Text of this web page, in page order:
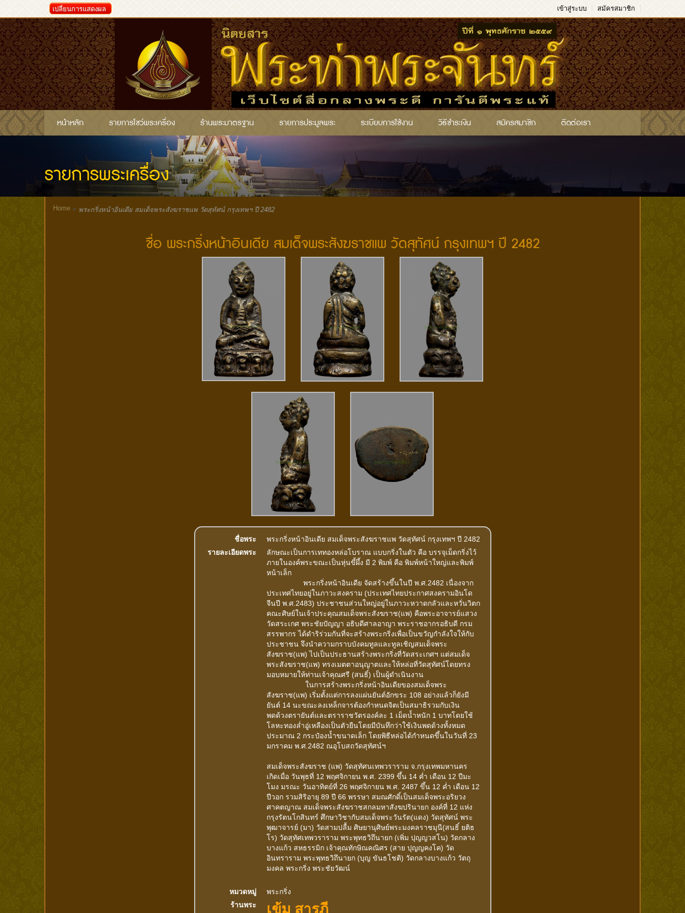
เปลี่ยนการแสดงผล เข้าสู่ระบบ สมัครสมาชิก
หน้าหลัก รายการโชว์พระเครื่อง ร้านพระมาตรฐาน รายการประมูลพระ ระเบียบการใช้งาน วิธีชำระเงิน สมัครสมาชิก ติดต่อเรา
รายการพระเครื่อง
Home » พระกริ่งหน้าอินเดีย สมเด็จพระสังฆราชแพ วัดสุทัศน์ กรุงเทพฯ ปี 2482
ชื่อ พระกริ่งหน้าอินเดีย สมเด็จพระสังฆราชแพ วัดสุทัศน์ กรุงเทพฯ ปี 2482
ชื่อพระ
พระกริ่งหน้าอินเดีย สมเด็จพระสังฆราชแพ วัดสุทัศน์ กรุงเทพฯ ปี 2482
รายละเอียดพระ
ลักษณะเป็นการเททองหล่อโบราณ แบบกริ่งในตัว คือ บรรจุเม็ดกริ่งไว้
ภายในองค์พระขณะเป็นหุ่นขี้ผึ้ง มี 2 พิมพ์ คือ พิมพ์หน้าใหญ่และพิมพ์
หน้าเล็ก
พระกริ่งหน้าอินเดีย จัดสร้างขึ้นในปี พ.ศ.2482 เนื่องจาก
ประเทศไทยอยู่ในภาวะสงคราม (ประเทศไทยประกาศสงครามอินโด
จีนปี พ.ศ.2483) ประชาชนส่วนใหญ่อยู่ในภาวะหวาดกลัวและหวั่นวิตก
คณะศิษย์ในเจ้าประคุณสมเด็จพระสังฆราช(แพ) คือพระอาจารย์แสวง
วัดสระเกศ พระชัยปัญญา อธิบดีศาลอาญา พระราชอากรอธิบดี กรม
สรรพากร ได้ดำริร่วมกันที่จะสร้างพระกริ่งเพื่อเป็นขวัญกำลังใจให้กับ
ประชาชน จึงนำความกราบบังคมทูลและทูลเชิญสมเด็จพระ
สังฆราช(แพ) ไปเป็นประธานสร้างพระกริ่งที่วัดสระเกศฯ แต่สมเด็จ
พระสังฆราช(แพ) ทรงเมตตาอนุญาตและให้หล่อที่วัดสุทัศน์โดยทรง
มอบหมายให้ท่านเจ้าคุณศรี (สนธิ์) เป็นผู้ดำเนินงาน
ในการสร้างพระกริ่งหน้าอินเดียของสมเด็จพระ
สังฆราช(แพ) เริ่มตั้งแต่การลงแผ่นยันต์อักขระ 108 อย่างแล้วก็ยังมี
ยันต์ 14 นะขณะลงเหล็กจารต้องกำหนดจิตเป็นสมาธิรวมกับเงิน
พดด้วงตรายันต์และตราราชวัตรองค์ละ 1 เม็ดน้ำหนัก 1 บาทโดยใช้
โลหะทองล่ำอู่เหลืองเป็นตัวยืนโดยมีบันทึกว่าใช้เงินพดด้วงทั้งหมด
ประมาณ 2 กระป๋องน้ำขนาดเล็ก โดยพิธีหล่อได้กำหนดขึ้นในวันที่ 23
มกราคม พ.ศ.2482 ณอุโบสถวัดสุทัศน์ฯ
สมเด็จพระสังฆราช (แพ) วัดสุทัศนเทพวราราม จ.กรุงเทพมหานคร
เกิดเมื่อ วันพุธที่ 12 พฤศจิกายน พ.ศ. 2399 ขึ้น 14 ค่ำ เดือน 12 ปีมะ
โมง มรณะ วันอาทิตย์ที่ 26 พฤศจิกายน พ.ศ. 2487 ขึ้น 12 ค่ำ เดือน 12
ปีวอก รวมสิริอายุ 89 ปี 66 พรรษา สมณศักดิ์เป็นสมเด็จพระอริยวง
ศาคตญาณ สมเด็จพระสังฆราชสกลมหาสังฆปรินายก องค์ที่ 12 แห่ง
กรุงรัตนโกสินทร์ ศึกษาวิชากับสมเด็จพระวันรัต(แดง) วัดสุทัศน์ พระ
พุฒาจารย์ (มา) วัดสามปลื้ม ศิษยานุศิษย์พระมงคลราชมุนี(สนธิ์ ยติธ
โร) วัดสุทัศเทพวราราม พระพุทธวิถึนายก (เพิ่ม ปุญญวสโน) วัดกลาง
บางแก้ว สหธรรมิก เจ้าคุณทักษิณคณิศร (สาย ปุญญคงโค) วัด
อินทราราม พระพุทธวิถึนายก (บุญ ขันธโชติ) วัดกลางบางแก้ว วัตถุ
มงคล พระกริ่ง พระชัยวัฒน์
หมวดหมู่
พระกริ่ง
ร้านพระ
เข้ม สารภี